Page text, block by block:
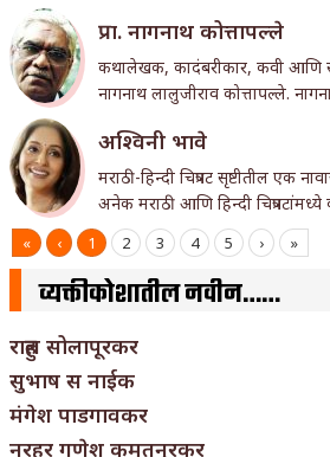
प्रा. नागनाथ कोत्तापल्ले
कथालेखक, कादंबरीकार, कवी आणि
नागनाथ लालुजीराव कोत्तापल्ले.
अश्विनी भावे
मराठी-हिन्दी चित्रपट सृष्टीतील एक
अनेक मराठी आणि हिन्दी
« ‹ 1 2 3 4 5 › »
व्यक्तीकोशातील नवीन……
राहुल सोलापूरकर
सुभाष स नाईक
मंगेश पाडगावकर
नरहर गणेश कमतनुरकर